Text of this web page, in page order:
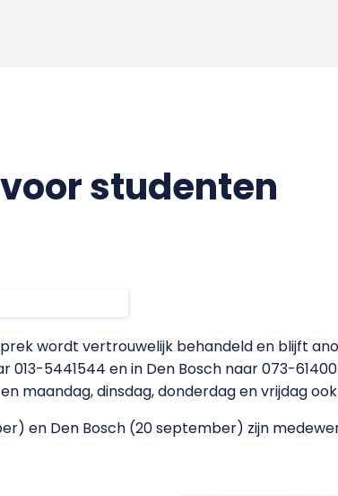
studenten
wordt vertrouwelijk behandeld en blijft
5441544 en in Den Bosch naar 073-
maandag, dinsdag, donderdag en vrijdag ook
en Den Bosch (20 september) zijn